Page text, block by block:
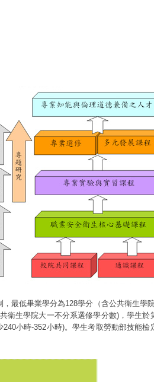
最低畢業學分為128學分（含公共衛生學
衛生學院大一不分系選修學分數)，學生
小時-352小時)。學生考取勞動部技能